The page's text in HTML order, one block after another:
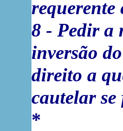
requerente
8 - Pedir a
inversão
direito a
cautelar
*